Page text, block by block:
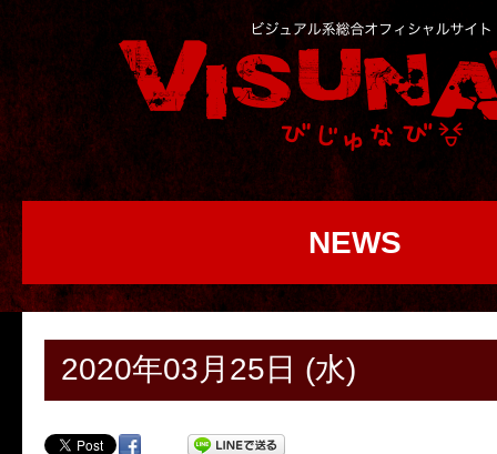
NEWS
2020年03月25日 (水)